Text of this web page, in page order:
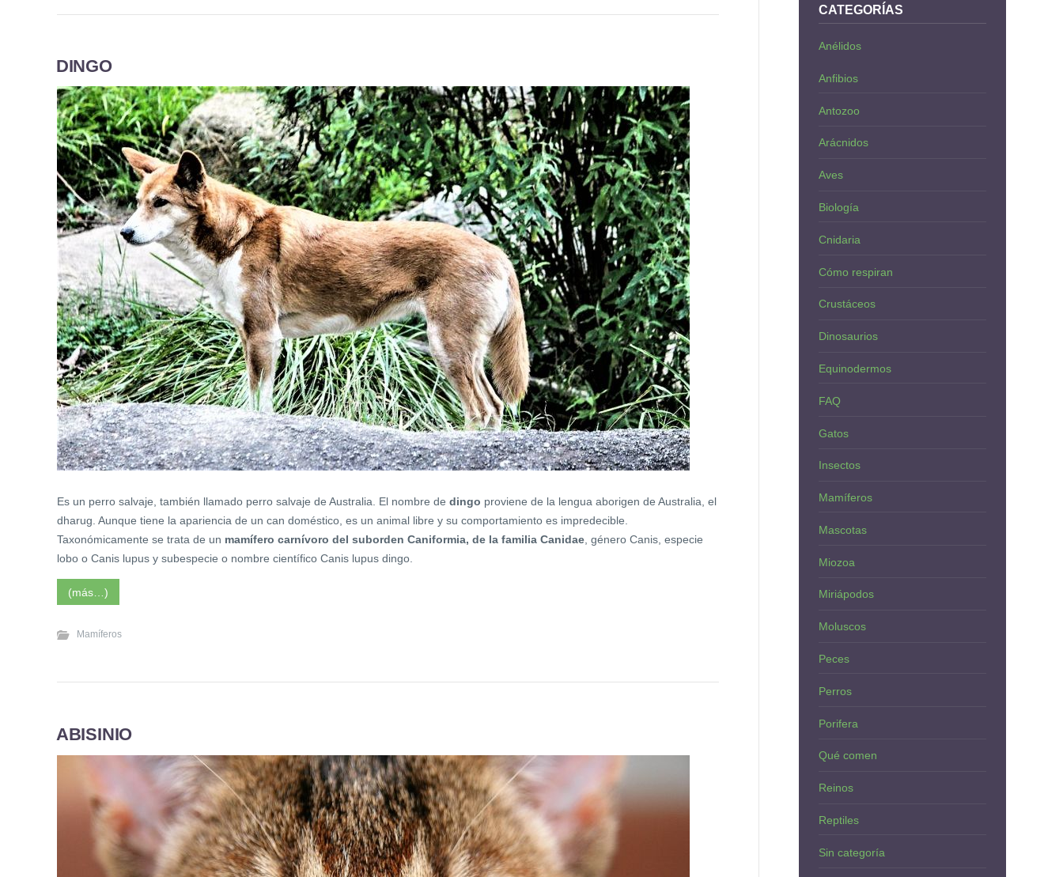
DINGO
Es un perro salvaje, también llamado perro salvaje de Australia. El nombre de dingo proviene de la lengua aborigen de Australia, el
dharug. Aunque tiene la apariencia de un can doméstico, es un animal libre y su comportamiento es impredecible.
Taxonómicamente se trata de un mamífero carnívoro del suborden Caniformia, de la familia Canidae , género Canis, especie
lobo o Canis lupus y subespecie o nombre científico Canis lupus dingo.
(más…)
Mamíferos
ABISINIO
CATEGORÍAS
Anélidos
Anfibios
Antozoo
Arácnidos
Aves
Biología
Cnidaria
Cómo respiran
Crustáceos
Dinosaurios
Equinodermos
FAQ
Gatos
Insectos
Mamíferos
Mascotas
Miozoa
Miriápodos
Moluscos
Peces
Perros
Porifera
Qué comen
Reinos
Reptiles
Sin categoría